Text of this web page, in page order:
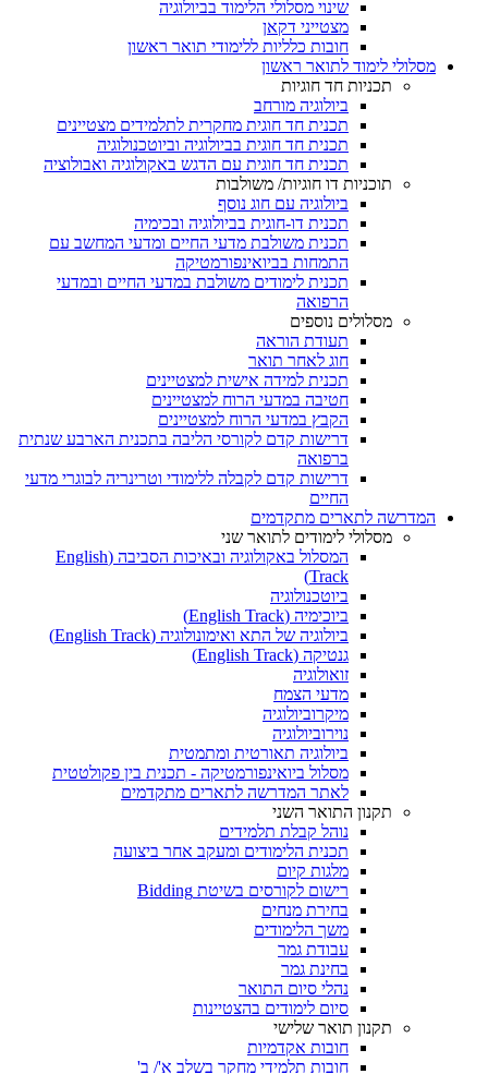
שינוי מסלולי הלימוד בביולוגיה
מצטייני דקאן
חובות כלליות ללימודי תואר ראשון
מסלולי לימוד לתואר ראשון
תכניות חד חוגיות
ביולוגיה מורחב
תכנית חד חוגית מחקרית לתלמידים מצטיינים
תכנית חד חוגית בביולוגיה וביוטכנולוגיה
תכנית חד חוגית עם הדגש באקולוגיה ואבולוציה
תוכניות דו חוגיות/ משולבות
ביולוגיה עם חוג נוסף
תכנית דו-חוגית בביולוגיה ובכימיה
תכנית משולבת מדעי החיים ומדעי המחשב עם
התמחות בביואינפורמטיקה
תכנית לימודים משולבת במדעי החיים ובמדעי
הרפואה
מסלולים נוספים
תעודת הוראה
חוג לאחר תואר
תכנית למידה אישית למצטיינים
חטיבה במדעי הרוח למצטיינים
הקבץ במדעי הרוח למצטיינים
דרישות קדם לקורסי הליבה בתכנית הארבע שנתית
ברפואה
דרישות קדם לקבלה ללימודי וטרינריה לבוגרי מדעי
החיים
המדרשה לתארים מתקדמים
מסלולי לימודים לתואר שני
המסלול באקולוגיה ובאיכות הסביבה (English
Track)
ביוטכנולוגיה
ביוכימיה (English Track)
ביולוגיה של התא ואימונולוגיה (English Track)
גנטיקה (English Track)
זואולוגיה
מדעי הצמח
מיקרוביולוגיה
נוירוביולוגיה
ביולוגיה תאורטית ומתמטית
מסלול ביואינפורמטיקה - תכנית בין פקולטטית
לאתר המדרשה לתארים מתקדמים
תקנון התואר השני
נוהל קבלת תלמידים
תכנית הלימודים ומעקב אחר ביצועה
מלגות קיום
רישום לקורסים בשיטת Bidding
בחירת מנחים
משך הלימודים
עבודת גמר
בחינת גמר
נהלי סיום התואר
סיום לימודים בהצטיינות
תקנון תואר שלישי
חובות אקדמיות
חובות תלמידי מחקר בשלב א'/ ב'